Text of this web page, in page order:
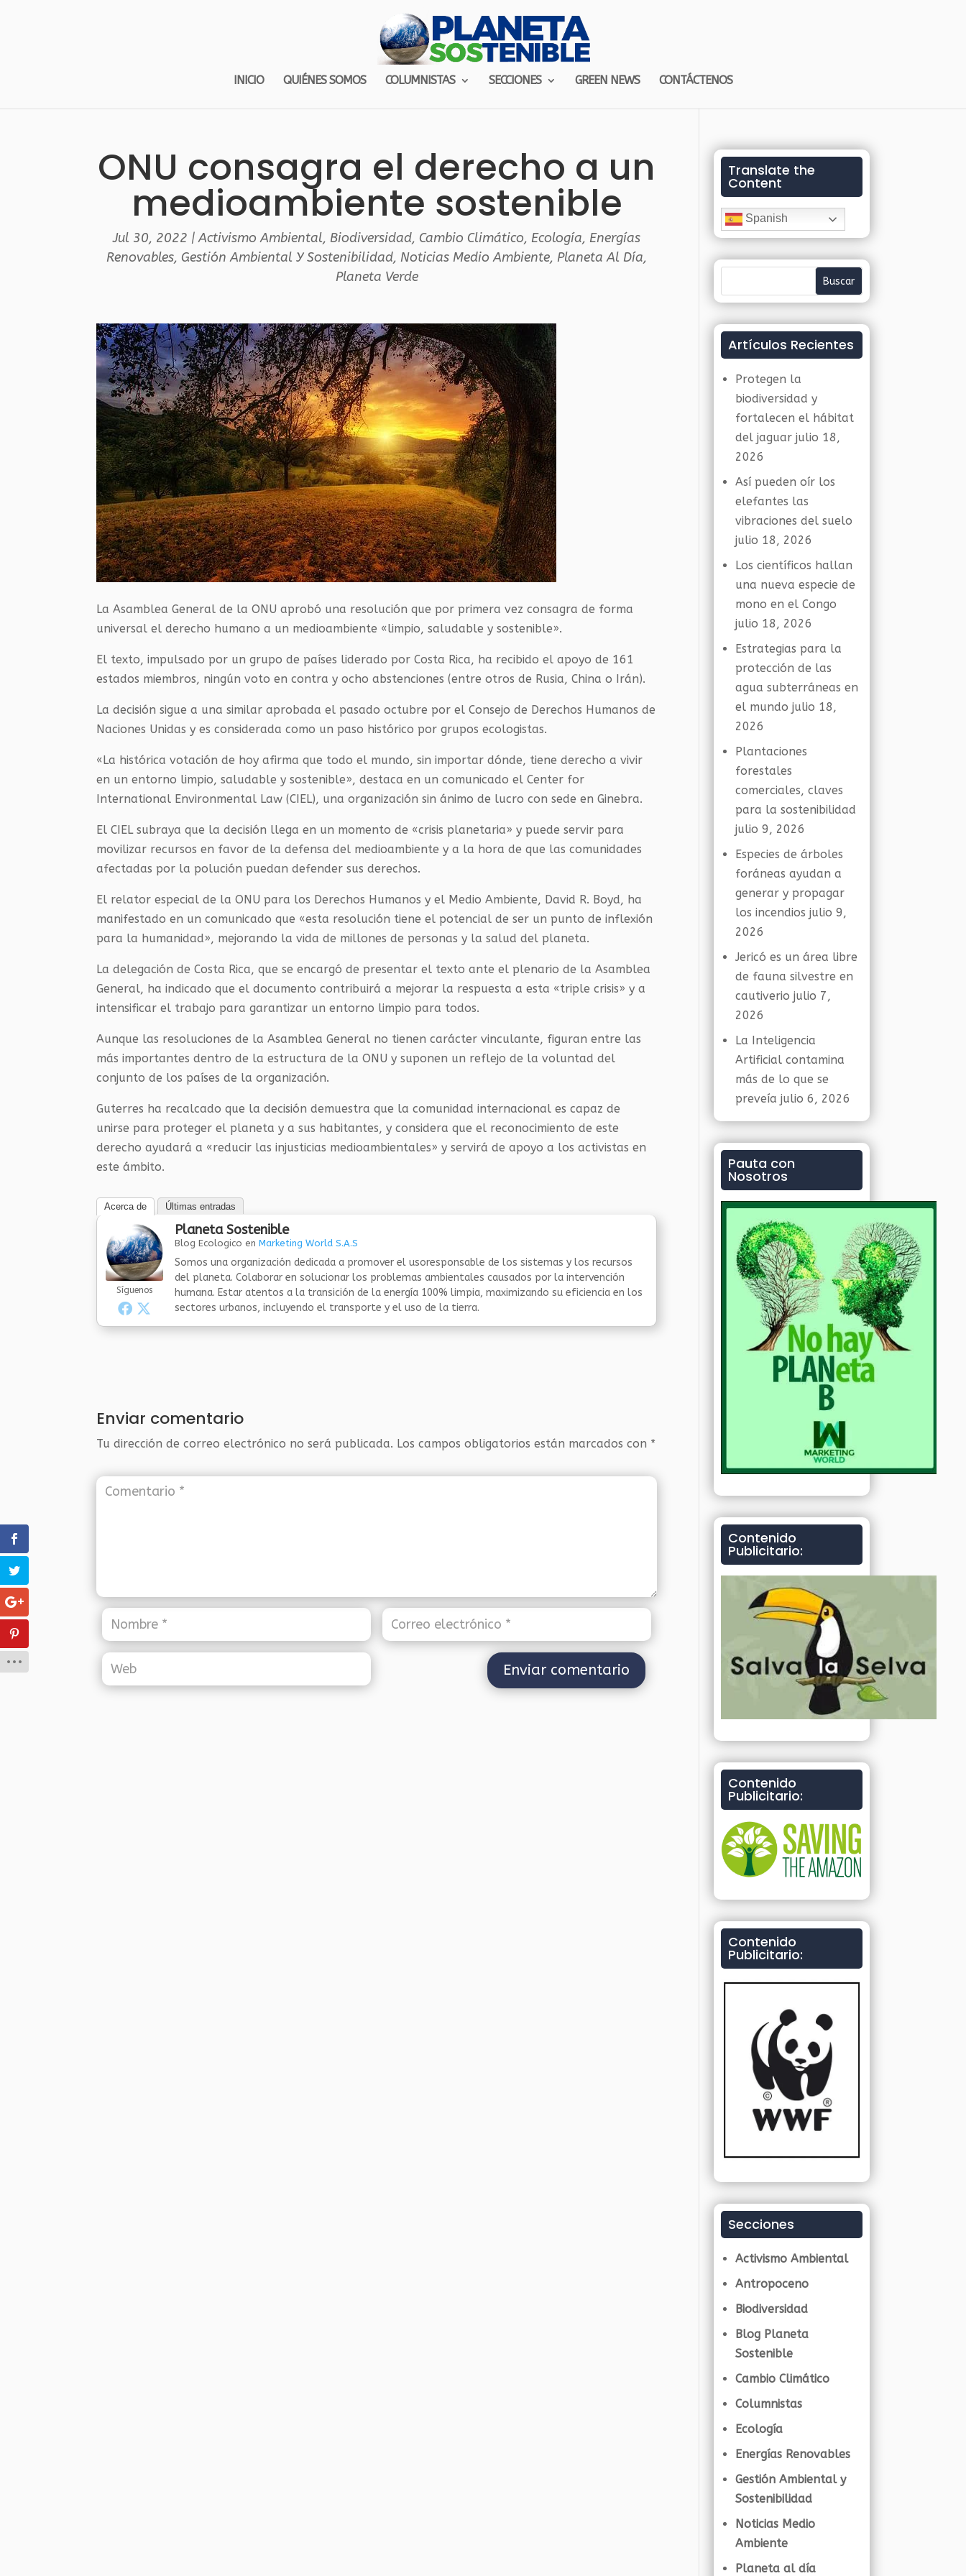
INICIO QUIÉNES SOMOS COLUMNISTAS SECCIONES GREEN NEWS CONTÁCTENOS
ONU consagra el derecho a un
medioambiente sostenible
Jul 30, 2022 |Activismo Ambiental, Biodiversidad, Cambio Climático,Ecología,Energías
Renovables, Gestión Ambiental Y Sostenibilidad,Noticias Medio Ambiente,Planeta Al Día,
Planeta Verde
La Asamblea General de la ONU aprobó una resolución que por primera vez consagra de forma
universal el derecho humano a un medioambiente «limpio, saludable y sostenible».
El texto, impulsado por un grupo de países liderado por Costa Rica, ha recibido el apoyo de 161
estados miembros, ningún voto en contra y ocho abstenciones (entre otros de Rusia, China o Irán).
La decisión sigue a una similar aprobada el pasado octubre por el Consejo de Derechos Humanos de
Naciones Unidas y es considerada como un paso histórico por grupos ecologistas.
«La histórica votación de hoy afirma que todo el mundo, sin importar dónde, tiene derecho a vivir
en un entorno limpio, saludable y sostenible», destaca en un comunicado el Center for
International Environmental Law (CIEL), una organización sin ánimo de lucro con sede en Ginebra.
El CIEL subraya que la decisión llega en un momento de «crisis planetaria» y puede servir para
movilizar recursos en favor de la defensa del medioambiente y a la hora de que las comunidades
afectadas por la polución puedan defender sus derechos.
El relator especial de la ONU para los Derechos Humanos y el Medio Ambiente, David R. Boyd, ha
manifestado en un comunicado que «esta resolución tiene el potencial de ser un punto de inflexión
para la humanidad», mejorando la vida de millones de personas y la salud del planeta.
La delegación de Costa Rica, que se encargó de presentar el texto ante el plenario de la Asamblea
General, ha indicado que el documento contribuirá a mejorar la respuesta a esta «triple crisis» y a
intensificar el trabajo para garantizar un entorno limpio para todos.
Aunque las resoluciones de la Asamblea General no tienen carácter vinculante, figuran entre las
más importantes dentro de la estructura de la ONU y suponen un reflejo de la voluntad del
conjunto de los países de la organización.
Guterres ha recalcado que la decisión demuestra que la comunidad internacional es capaz de
unirse para proteger el planeta y a sus habitantes, y considera que el reconocimiento de este
derecho ayudará a «reducir las injusticias medioambientales» y servirá de apoyo a los activistas en
este ámbito.
Acerca de Últimas entradas
Síguenos
Planeta Sostenible
Blog Ecologico enMarketing World S.A.S
Somos una organización dedicada a promover el usoresponsable de los sistemas y los recursos
del planeta. Colaborar en solucionar los problemas ambientales causados por la intervención
humana. Estar atentos a la transición de la energía 100% limpia, maximizando su eficiencia en los
sectores urbanos, incluyendo el transporte y el uso de la tierra.
Enviar comentario
Tu dirección de correo electrónico no será publicada. Los campos obligatorios están marcados con *
Translate the
Content
Spanish
Artículos Recientes
Protegen la
biodiversidad y
fortalecen el hábitat
del jaguar julio 18,
2026
Así pueden oír los
elefantes las
vibraciones del suelo
julio 18, 2026
Los científicos hallan
una nueva especie de
mono en el Congo
julio 18, 2026
Estrategias para la
protección de las
agua subterráneas en
el mundo julio 18,
2026
Plantaciones
forestales
comerciales, claves
para la sostenibilidad
julio 9, 2026
Especies de árboles
foráneas ayudan a
generar y propagar
los incendios julio 9,
2026
Jericó es un área libre
de fauna silvestre en
cautiverio julio 7,
2026
La Inteligencia
Artificial contamina
más de lo que se
preveía julio 6, 2026
Pauta con
Nosotros
Contenido
Publicitario:
Contenido
Publicitario:
Contenido
Publicitario:
Secciones
Activismo Ambiental
Antropoceno
Biodiversidad
Blog Planeta
Sostenible
Cambio Climático
Columnistas
Ecología
Energías Renovables
Gestión Ambiental y
Sostenibilidad
Noticias Medio
Ambiente
Planeta al día